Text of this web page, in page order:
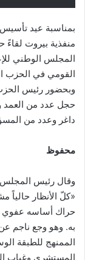
بمناسبة عيد
منفذية بيروت لقاءً
المجلس الوطني
القومي في الحزب
وبحضور رئيس
حجل عدد من العمد
داغر وعدد من
محفوظ
وقال رئيس المجلس
«كلّ الأنظار حالياً
حراك أساسه عفوي
به. وهو وجع ناجم
الممنهج للطبقة
المستشري وغياب